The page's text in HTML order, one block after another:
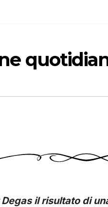
Degas il risultato di